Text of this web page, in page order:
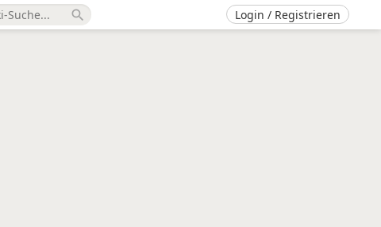
search Login / Registrieren